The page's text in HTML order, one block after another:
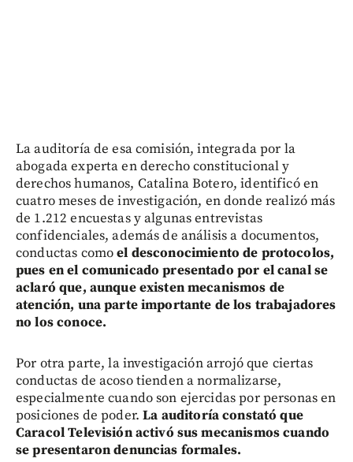
La auditoría de esa comisión, integrada por la
abogada experta en derecho constitucional y
derechos humanos, Catalina Botero, identificó en
cuatro meses de investigación, en donde realizó más
de 1.212 encuestas y algunas entrevistas
confidenciales, además de análisis a documentos,
conductas comoel desconocimiento de protocolos,
pues en el comunicado presentado por el canal se
aclaró que, aunque existen mecanismos de
atención, una parte importante de los trabajadores
no los conoce.
Por otra parte, la investigación arrojó que ciertas
conductas de acoso tienden a normalizarse,
especialmente cuando son ejercidas por personas en
posiciones de poder.La auditoría constató que
Caracol Televisión activó sus mecanismos cuando
se presentaron denuncias formales.